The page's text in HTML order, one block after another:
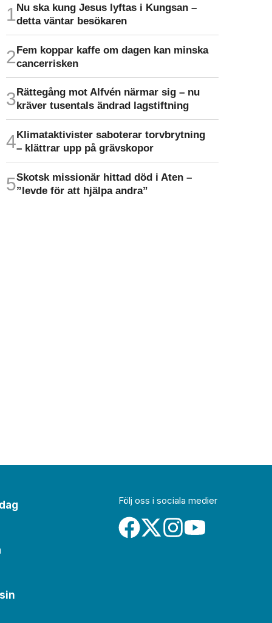
Nu ska kung Jesus lyftas i Kungsan –
detta väntar besökaren
Fem koppar kaffe om dagen kan minska
cancer­risken
Rättegång mot Alfvén närmar sig – nu
kräver tusentals ändrad lagstiftning
Klimat­aktivister saboterar torv­brytning
– klättrar upp på gräv­skopor
Skotsk missionär hittad död i Aten –
”levde för att hjälpa andra”
Följ oss i sociala medier